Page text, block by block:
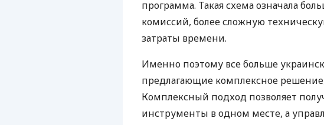
программа. Такая схема означала
комиссий, более сложную
затраты времени.
Именно поэтому все больше
предлагающие комплексное
Комплексный подход позволяет
инструменты в одном месте, а